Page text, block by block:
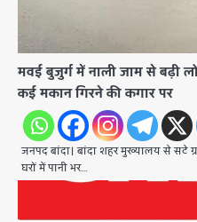
मवई बुजुर्ग में नाली जाम से बढ़ी
कई मकान गिरने की कगार पर
जनपद बांदा। बांदा शहर मुख्यालय से सटे
घरों में पानी भर…